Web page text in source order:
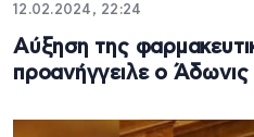
12.02.2024, 22:24
Αύξηση της
προανήγγειλε ο